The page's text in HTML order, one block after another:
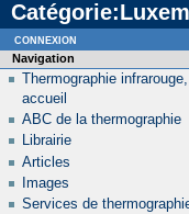
Navigation
Thermographie infrarouge,
accueil
ABC de la thermographie
Librairie
Articles
Images
Services de
connexion